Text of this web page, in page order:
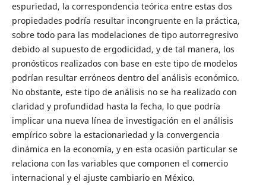
espuriedad, la correspondencia teórica entre estas dos
propiedades podría resultar incongruente en la práctica,
sobre todo para las modelaciones de tipo autorregresivo
debido al supuesto de ergodicidad, y de tal manera, los
pronósticos realizados con base en este tipo de modelos
podrían resultar erróneos dentro del análisis económico.
No obstante, este tipo de análisis no se ha realizado con
claridad y profundidad hasta la fecha, lo que podría
implicar una nueva línea de investigación en el análisis
empírico sobre la estacionariedad y la convergencia
dinámica en la economía, y en esta ocasión particular se
relaciona con las variables que componen el comercio
internacional y el ajuste cambiario en México.